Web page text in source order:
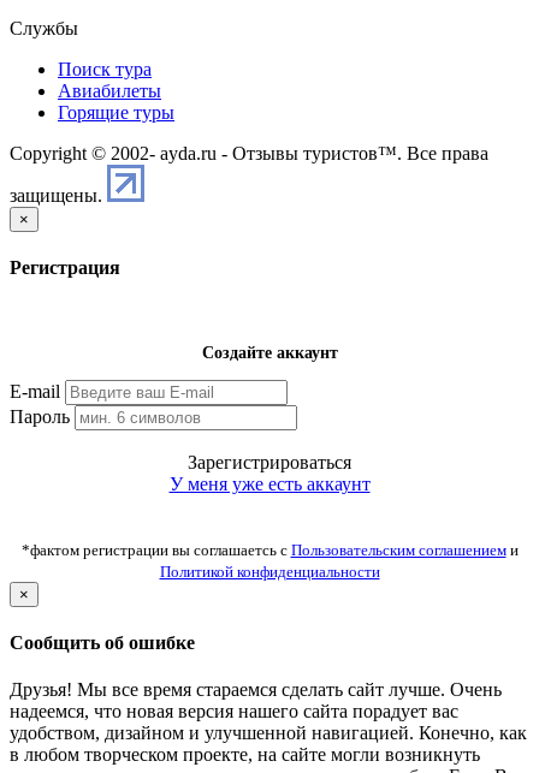
Службы
Поиск тура
Авиабилеты
Горящие туры
Copyright © 2002- ayda.ru - Отзывы туристов™. Все права
защищены.
×
Регистрация
Создайте аккаунт
E-mail
Пароль
Зарегистрироваться
У меня уже есть аккаунт
*фактом регистрации вы соглашаетсь с Пользовательским соглашениеми
Политикой конфиденциальности
×
Сообщить об ошибке
Друзья! Мы все время стараемся сделать сайт лучше. Очень
надеемся, что новая версия нашего сайта порадует вас
удобством, дизайном и улучшенной навигацией. Конечно, как
в любом творческом проекте, на сайте могли возникнуть